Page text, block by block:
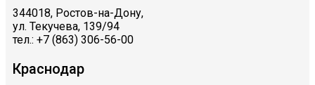
344018, Ростов-на-Дону,
ул. Текучева, 139/94
тел.: +7 (863) 306-56-00
Краснодар